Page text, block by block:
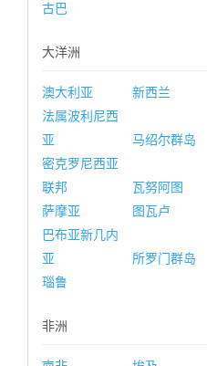
古巴
大洋洲
澳大利亚 新西兰
法属波利尼西
亚
马绍尔群岛
密克罗尼西亚
联邦
瓦努阿图
萨摩亚
图瓦卢
巴布亚新几内
亚
所罗门群岛
瑙鲁
非洲